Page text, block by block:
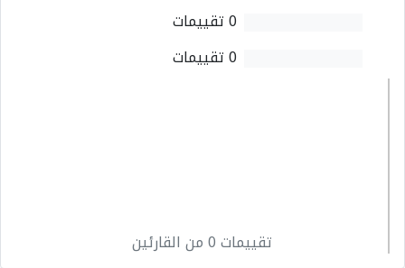
0 تقييمات
0 تقييمات
تقييمات 0 من القارئين